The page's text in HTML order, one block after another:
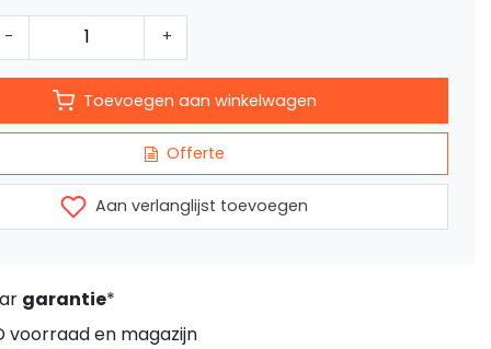
- +
Toevoegen aan winkelwagen
Offerte
Aan verlanglijst toevoegen
garantie*
voorraad en magazijn